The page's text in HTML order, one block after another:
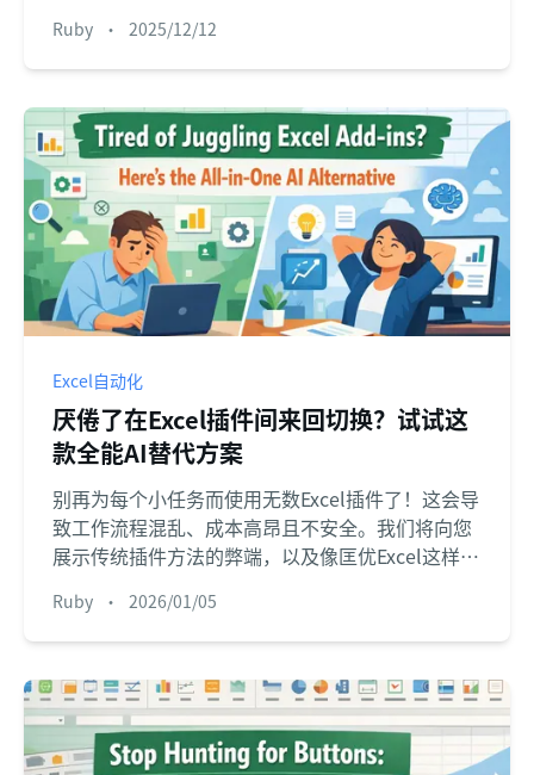
建方式。
Ruby • 2025/12/12
Excel自动化
厌倦了在Excel插件间来回切换？试试这
款全能AI替代方案
别再为每个小任务而使用无数Excel插件了！这会导
致工作流程混乱、成本高昂且不安全。我们将向您
展示传统插件方法的弊端，以及像匡优Excel这样的
成所有任务——从数据清洗到高级图表制作。
Ruby • 2026/01/05